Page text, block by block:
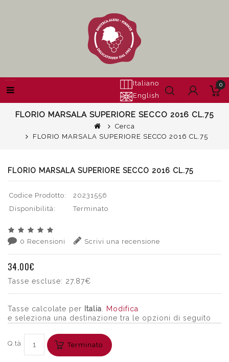
Italiano
English
0
FLORIO MARSALA SUPERIORE SECCO 2016 CL.75
Cerca
FLORIO MARSALA SUPERIORE SECCO 2016 CL.75
FLORIO MARSALA SUPERIORE SECCO 2016 CL.75
Codice Prodotto:
20231556
Disponibilità:
Terminato
0 Recensioni Scrivi una recensione
34.00€
Tasse escluse: 27.87€
Tasse calcolate per Italia
Modifica
e seleziona una destinazione tra le opzioni di seguito
Q.tà Terminato